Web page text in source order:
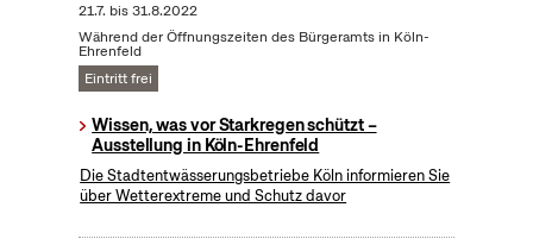
21.7. bis31.8.2022
Während der Öffnungszeiten des Bürgeramts in Köln-
Ehrenfeld
Eintritt frei
Wissen, was vor Starkregen schützt –
Ausstellung in Köln-Ehrenfeld
Die Stadtentwässerungsbetriebe Köln informieren Sie
über Wetterextreme und Schutz davor